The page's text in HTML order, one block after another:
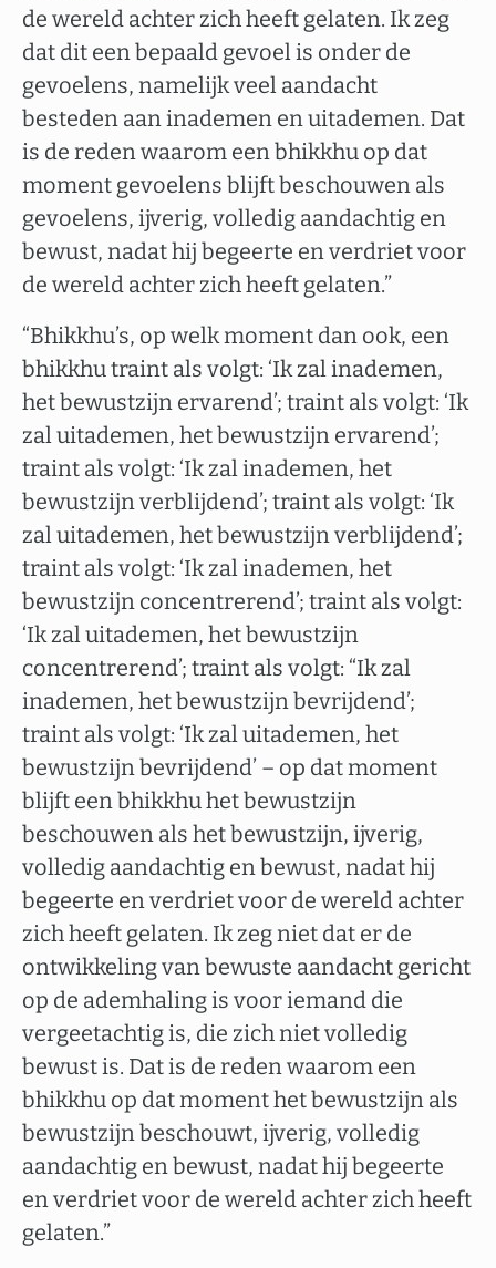
de wereld achter zich heeft gelaten. Ik zeg
dat dit een bepaald gevoel is onder de
gevoelens, namelijk veel aandacht
besteden aan inademen en uitademen. Dat
is de reden waarom een bhikkhu op dat
moment gevoelens blijft beschouwen als
gevoelens, ijverig, volledig aandachtig en
bewust, nadat hij begeerte en verdriet voor
de wereld achter zich heeft gelaten.”
“Bhikkhu’s, op welk moment dan ook, een
bhikkhu traint als volgt: ‘Ik zal inademen,
het bewustzijn ervarend’; traint als volgt: ‘Ik
zal uitademen, het bewustzijn ervarend’;
traint als volgt: ‘Ik zal inademen, het
bewustzijn verblijdend’; traint als volgt: ‘Ik
zal uitademen, het bewustzijn verblijdend’;
traint als volgt: ‘Ik zal inademen, het
bewustzijn concentrerend’; traint als volgt:
‘Ik zal uitademen, het bewustzijn
concentrerend’; traint als volgt: “Ik zal
inademen, het bewustzijn bevrijdend’;
traint als volgt: ‘Ik zal uitademen, het
bewustzijn bevrijdend’ – op dat moment
blijft een bhikkhu het bewustzijn
beschouwen als het bewustzijn, ijverig,
volledig aandachtig en bewust, nadat hij
begeerte en verdriet voor de wereld achter
zich heeft gelaten. Ik zeg niet dat er de
ontwikkeling van bewuste aandacht gericht
op de ademhaling is voor iemand die
vergeetachtig is, die zich niet volledig
bewust is. Dat is de reden waarom een
bhikkhu op dat moment het bewustzijn als
bewustzijn beschouwt, ijverig, volledig
aandachtig en bewust, nadat hij begeerte
en verdriet voor de wereld achter zich heeft
gelaten.”